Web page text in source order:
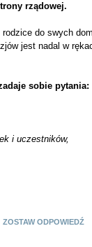
rządowej.
do swych
jest nadal w
sobie pytania:
i uczestników,
ZOSTAW ODPOWIEDŹ